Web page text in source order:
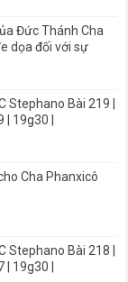
Đức Thánh Cha
dọa đối với sự
Stephano Bài 219 |
19g30 |
Cha Phanxicô
Stephano Bài 218 |
| 19g30 |